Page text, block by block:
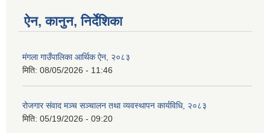
ऐन, कानुन, निर्देशिका
मंगला गाउँपालिका आर्थिक ऐन, २०८३
मिति: 08/05/2026 - 11:46
रोजगार संवाद मञ्च सञ्चालन तथा व्यवस्थापन कार्यविधि, २०८३
मिति: 05/19/2026 - 09:20